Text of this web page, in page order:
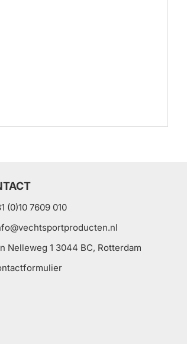
(0)10 7609 010
Nelleweg 1 3044 BC, Rotterdam